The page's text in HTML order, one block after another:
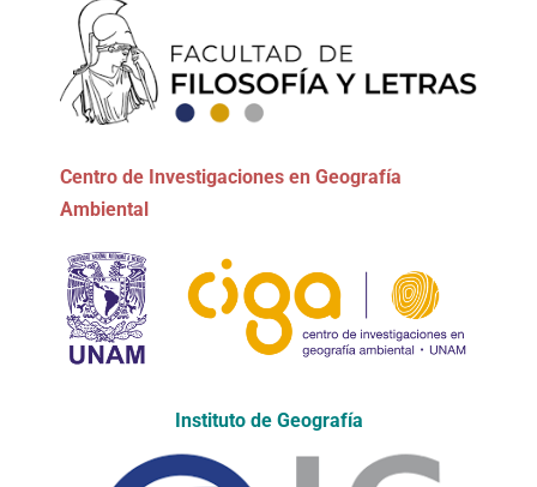
Centro de Investigaciones en Geografía
Ambiental
Instituto de Geografía